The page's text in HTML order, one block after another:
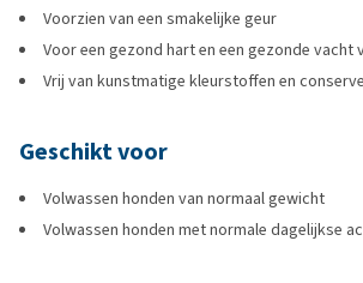
Voorzien van een smakelijke geur
Voor een gezond hart en een gezonde vacht
Vrij van kunstmatige kleurstoffen en
Geschikt voor
Volwassen honden van normaal gewicht
Volwassen honden met normale dagelijkse